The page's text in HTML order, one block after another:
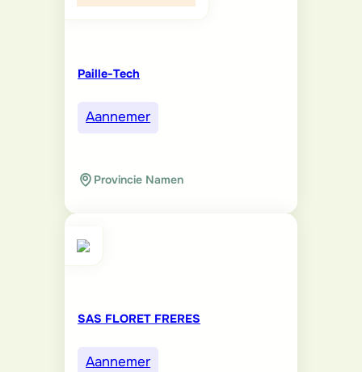
Paille-Tech
Aannemer
Provincie Namen
SAS FLORET FRERES
Aannemer